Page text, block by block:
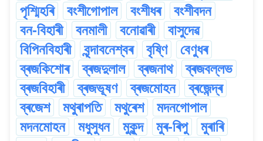
পৃশ্মিহৰি
বংশীগোপাল বংশীধৰ
বংশীবদন
বন-বিহাৰী
বনমালী বনোৱাৰী
বাসুদেৱ
বিপিনবিহাৰী
বৃন্দাবনেশ্বৰ বৃষ্ণি
বেণুধৰ
ব্ৰজকিশোৰ
ব্ৰজদুলাল ব্ৰজনাথ
ব্ৰজবল্লভ
ব্ৰজবিহাৰী
ব্ৰজভূষণ ব্ৰজমোহন
ব্ৰজেন্দ্ৰ
ব্ৰজেশ
মথুৰাপতি মথুৰেশ
মদনগোপাল
মদনমোহন
মধুসুধন মুকুন্দ মুৰ-ৰিপু
মুৰাৰি